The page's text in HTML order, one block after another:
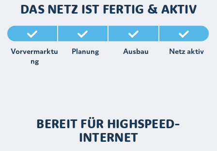
DAS NETZ IST FERTIG & AKTIV
Vorvermarktu
ng
Planung Ausbau Netz aktiv
BEREIT FÜR HIGHSPEED-
INTERNET